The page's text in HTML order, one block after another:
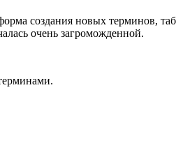
создания новых терминов,
очень загроможденной.